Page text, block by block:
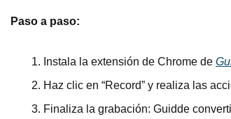
Paso a paso:
Instala la extensión de Chrome de
Haz clic en “Record” y realiza las
Finaliza la grabación: Guidde